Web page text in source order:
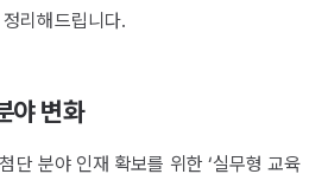
리해드립니다.
야 변화
단 분야 인재 확보를 위한 ‘실무형 교육